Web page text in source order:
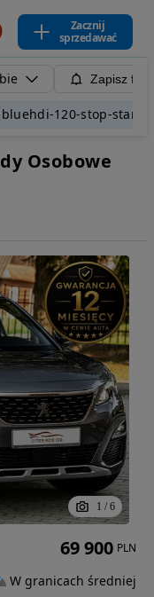
Zacznij
sprzedawać
Zapisz
120-stop-start-
Osobowe
1 / 6
69 900 PLN
W granicach średniej